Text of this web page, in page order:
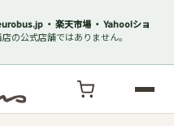
・ 楽天市場 ・ Yahoo!ショ
の公式店舗ではありません。